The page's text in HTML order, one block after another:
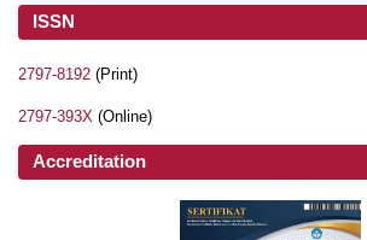
ISSN
2797-8192 (Print)
2797-393X (Online)
Accreditation